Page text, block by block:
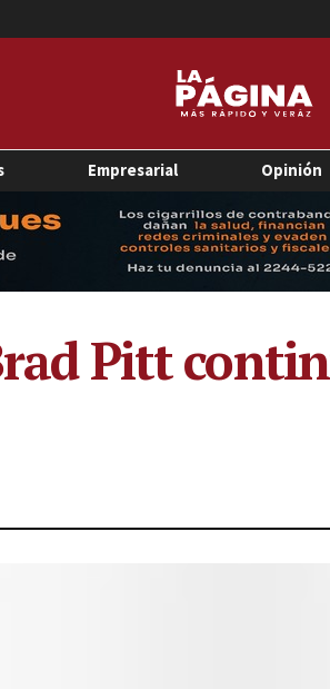
Empresarial Opinión
Pitt